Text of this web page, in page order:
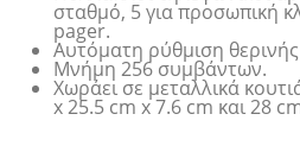
σταθμό, 5 για προσωπική
pager.
Αυτόματη ρύθμιση
Μνήμη 256 συμβάντων.
Χωράει σε μεταλλικά
x 25.5 cm x 7.6 cm και 28